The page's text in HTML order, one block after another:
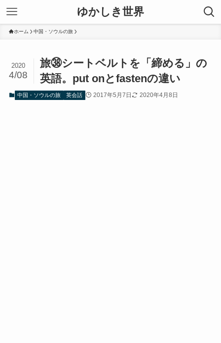
ゆかしき世界
ホーム 中国・ソウルの旅
旅㊳シートベルトを「締める」の
英語。put onとfastenの違い
2020
4/08
中国・ソウルの旅 英会話 2017年5月7日 2020年4月8日